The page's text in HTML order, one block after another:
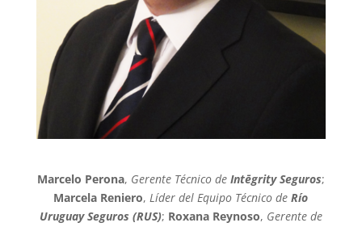
Marcelo Perona, Gerente Técnico de Intēgrity Seguros;
Marcela Reniero,Líder del Equipo Técnico deRío
Uruguay Seguros (RUS); Roxana Reynoso, Gerente de